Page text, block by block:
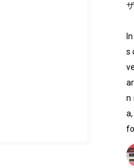
s
n